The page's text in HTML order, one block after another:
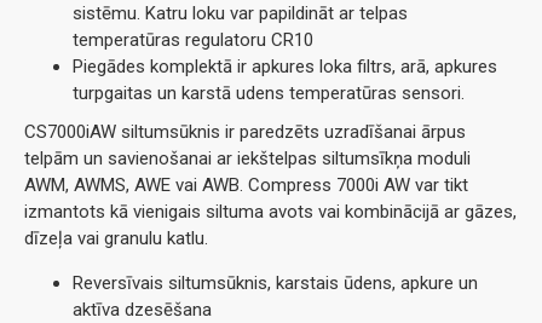
sistēmu. Katru loku var papildināt ar telpas
temperatūras regulatoru CR10
Piegādes komplektā ir apkures loka filtrs, arā, apkures
turpgaitas un karstā udens temperatūras sensori.
CS7000iAW siltumsūknis ir paredzēts uzradīšanai ārpus
telpām un savienošanai ar iekštelpas siltumsīkņa moduli
AWM, AWMS, AWE vai AWB. Compress 7000i AW var tikt
izmantots kā vienigais siltuma avots vai kombinācijā ar gāzes,
dīzeļa vai granulu katlu.
Reversīvais siltumsūknis, karstais ūdens, apkure un
aktīva dzesēšana